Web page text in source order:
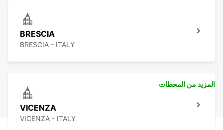
BRESCIA
BRESCIA - ITALY
VICENZA
VICENZA - ITALY
المزيد من المحطات